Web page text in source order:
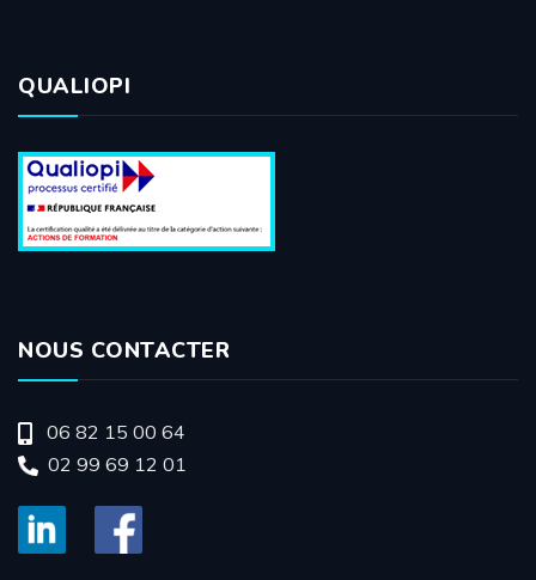
QUALIOPI
NOUS CONTACTER
06 82 15 00 64
02 99 69 12 01